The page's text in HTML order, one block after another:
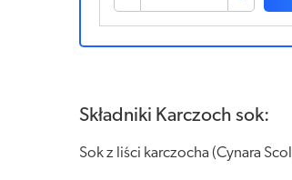
Składniki Karczoch sok:
Sok z liści karczocha (Cynara